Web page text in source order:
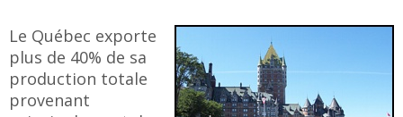
Le Québec exporte
plus de 40% de sa
production totale
provenant